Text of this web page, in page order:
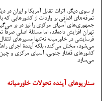
از سوی دیگر، اثرات تقابل آمریکا و ایران
تعرفه‌های اضافی بر واردات از کشورهایی که
جمهوری‌های آسیای مرکزی را نیز در بر
تهران افزایش داده‌اند، اما مسئلۀ اصلی
می‌شود، مختل می‌کند، بلکه آیندۀ اجرای
کشورهای قفقاز جنوبی، آسیای مرکزی و
می‌سازد.
سناریوهای آینده تحولات خاورمیانه